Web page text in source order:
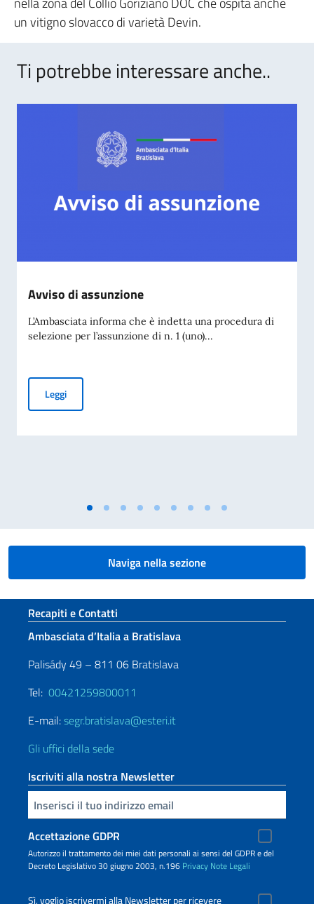
un vitigno slovacco di varietà Devin.
Ti potrebbe interessare anche..
Avviso di assunzione
L’Ambasciata informa che è indetta una procedura di
selezione per l’assunzione di n. 1 (uno)...
LeggiAvviso di assunzione
Naviga nella sezione
Sezione footer
Recapiti e Contatti
Ambasciata d’Italia a Bratislava
Palisády 49 – 811 06 Bratislava
Tel: 00421259800011
E-mail:segr.bratislava@esteri.it
Gli uffici della sede
Iscriviti alla nostra Newsletter
Inserisci la tua email
Accettazione GDPR
Autorizzo il trattamento dei miei dati personali ai sensi del GDPR e del
Decreto Legislativo 30 giugno 2003, n.196 Privacy Note Legali
Sì, voglio iscrivermi alla Newsletter per ricevere